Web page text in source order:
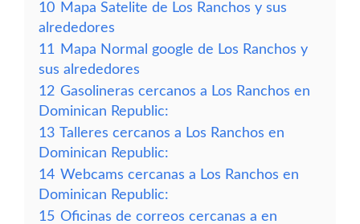
10 Mapa Satelite de Los Ranchos y sus
alrededores
11
Mapa Normal google de Los Ranchos y
sus alrededores
12 Gasolineras cercanos a Los Ranchos en
Dominican Republic:
13 Talleres cercanos a Los Ranchos en
Dominican Republic:
14 Webcams cercanas a Los Ranchos en
Dominican Republic:
15 Oficinas de correos cercanas a en